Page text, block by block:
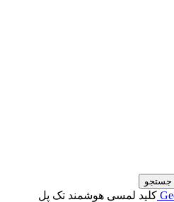
جستجو
کلید لمسی هوشمند تک پل